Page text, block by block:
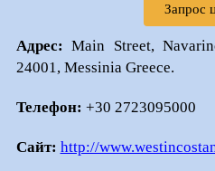
Запрос
Адрес: Main Street,
24001, Messinia Greece.
Телефон: +30 2723095000
Сайт: http://